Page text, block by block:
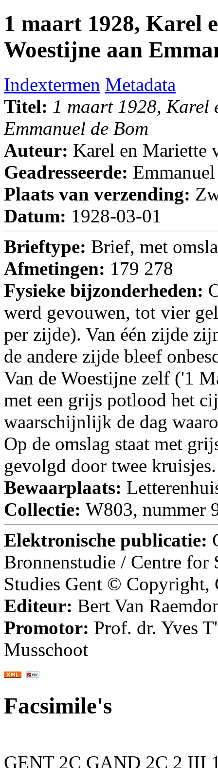
1 maart 1928, Karel
Woestijne aan
Indextermen Metadata
Titel: 1 maart 1928, Karel
Emmanuel de Bom
Auteur: Karel en Mariette
Geadresseerde:
Plaats van verzending:
Datum: 1928-03-01
Brieftype: Brief, met
Afmetingen: 179 278
Fysieke bijzonderheden:
werd gevouwen, tot vier
per zijde). Van één zijde
de andere zijde bleef
Van de Woestijne zelf ('1
met een grijs potlood het
waarschijnlijk de dag
Op de omslag staat met
gevolgd door twee kruisjes.
Bewaarplaats:
Collectie: W803, nummer
Elektronische publicatie:
Bronnenstudie / Centre
Studies Gent © Copyright,
Editeur: Bert Van
Promotor: Prof. dr. Yves
Musschoot
Facsimile's
GENT 2C GAND 2C 2 III